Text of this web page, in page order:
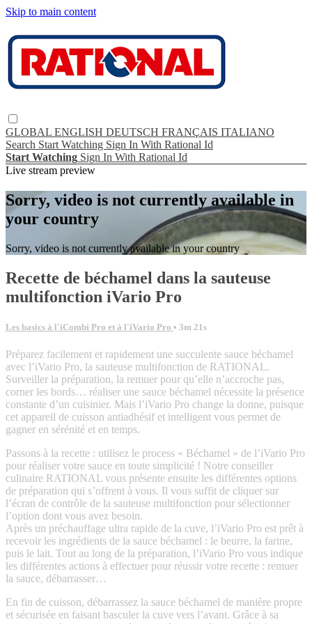
Skip to main content
GLOBAL ENGLISH DEUTSCH FRANÇAIS ITALIANO
Search Start Watching Sign In With Rational Id
Start Watching Sign In With Rational Id
Live stream preview
Sorry, video is not currently available in
your country
Sorry, video is not currently available in your country
Recette de béchamel dans la sauteuse
multifonction iVario Pro
Les basics à l'iCombi Pro et à l'iVario Pro • 3m 21s
Préparez facilement et rapidement une succulente sauce béchamel
avec l’iVario Pro, la sauteuse multifonction de RATIONAL.
Surveiller la préparation, la remuer pour qu’elle n’accroche pas,
corner les bords… réaliser une sauce béchamel nécessite la présence
constante d’un cuisinier. Mais l’iVario Pro change la donne, puisque
cet appareil de cuisson antiadhésif et intelligent vous permet de
gagner en sérénité et en temps.
Passons à la recette : utilisez le process « Béchamel » de l’iVario Pro
pour réaliser votre sauce en toute simplicité ! Notre conseiller
culinaire RATIONAL vous présente ensuite les différentes options
de préparation qui s’offrent à vous. Il vous suffit de cliquer sur
l’écran de contrôle de la sauteuse multifonction pour sélectionner
l’option dont vous avez besoin.
Après un préchauffage ultra rapide de la cuve, l’iVario Pro est prêt à
recevoir les ingrédients de la sauce béchamel : le beurre, la farine,
puis le lait. Tout au long de la préparation, l’iVario Pro vous indique
les différentes actions à effectuer pour réussir votre recette : remuer
la sauce, débarrasser…
En fin de cuisson, débarrassez la sauce béchamel de manière propre
et sécurisée en faisant basculer la cuve vers l’avant. Grâce à sa